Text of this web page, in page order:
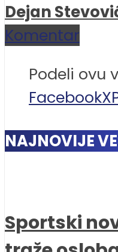
Dejan
Komentar
Podeli ovu
FacebookX
NAJNOVIJE
Sportski